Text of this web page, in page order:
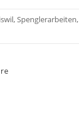
Spenglerarbeiten,